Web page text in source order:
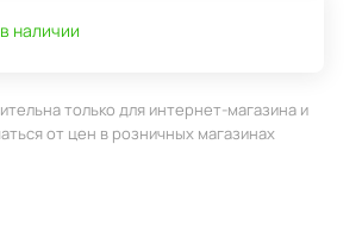
наличии
только для интернет-магазина и
от цен в розничных магазинах